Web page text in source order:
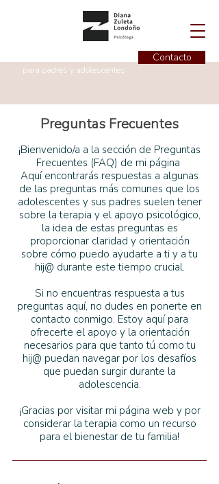
para padres y adolescentes
Contacto
Preguntas Frecuentes
¡Bienvenido/a a la sección de Preguntas
Frecuentes (FAQ) de mi página
Aquí encontrarás respuestas a algunas
de las preguntas más comunes que los
adolescentes y sus padres suelen tener
sobre la terapia y el apoyo psicológico,
la idea de estas preguntas es
proporcionar claridad y orientación
sobre cómo puedo ayudarte a ti y a tu
hij@ durante este tiempo crucial.
Si no encuentras respuesta a tus
preguntas aquí, no dudes en ponerte en
contacto conmigo. Estoy aquí para
ofrecerte el apoyo y la orientación
necesarios para que tanto tú como tu
hij@ puedan navegar por los desafíos
que puedan surgir durante la
adolescencia.
¡Gracias por visitar mi página web y por
considerar la terapia como un recurso
para el bienestar de tu familia!